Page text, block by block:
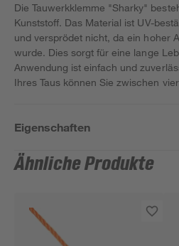
Die Tauwerkklemme "Sharky"
Kunststoff. Das Material ist UV-
und versprödet nicht, da ein hoher
wurde. Dies sorgt für eine lange
Anwendung ist einfach und
Ihres Taus können Sie zwischen
Eigenschaften
Ähnliche Produkte